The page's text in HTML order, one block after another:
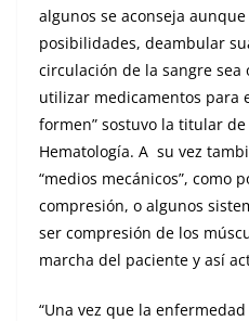
algunos se aconseja
posibilidades, deambular
circulación de la sangre
utilizar medicamentos para
formen” sostuvo la titular
Hematología. A su vez
“medios mecánicos”, como
compresión, o algunos
ser compresión de los
marcha del paciente y así
“Una vez que la